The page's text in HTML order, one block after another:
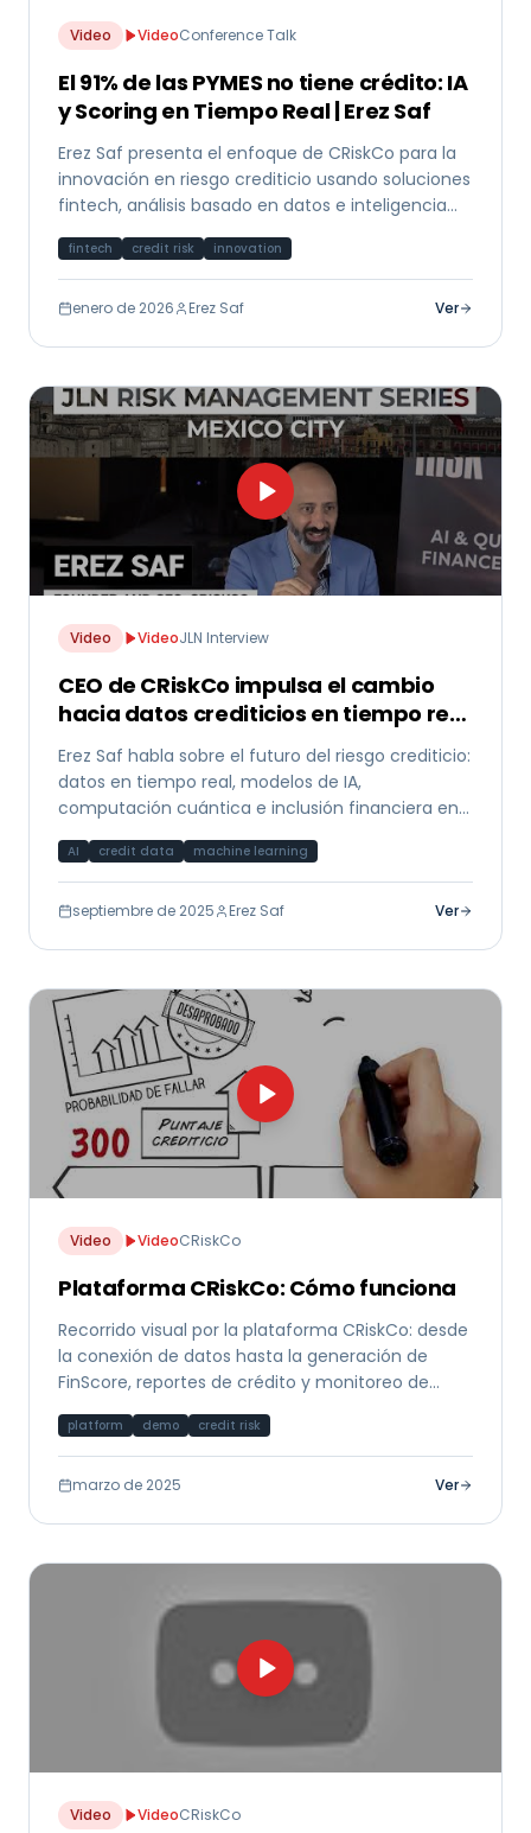
Video VideoConference Talk
El 91% de las PYMES no tiene crédito: IA
y Scoring en Tiempo Real | Erez Saf
Erez Saf presenta el enfoque de CRiskCo para la
innovación en riesgo crediticio usando soluciones
fintech, análisis basado en datos e inteligencia
fintech credit risk innovation
enero de 2026 Erez Saf Ver
Video VideoJLN Interview
CEO de CRiskCo impulsa el cambio
hacia datos crediticios en tiempo real
y modelos de IA
Erez Saf habla sobre el futuro del riesgo crediticio:
datos en tiempo real, modelos de IA,
computación cuántica e inclusión financiera en
AI credit data machine learning
septiembre de 2025 Erez Saf Ver
Video VideoCRiskCo
Plataforma CRiskCo: Cómo funciona
Recorrido visual por la plataforma CRiskCo: desde
la conexión de datos hasta la generación de
FinScore, reportes de crédito y monitoreo de
platform demo credit risk
marzo de 2025 Ver
Video VideoCRiskCo